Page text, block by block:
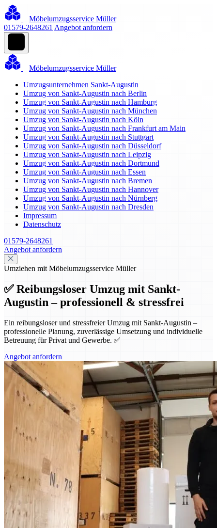
Möbelumzugsservice Müller
01579-2648261 Angebot anfordern
Möbelumzugsservice Müller
Umzugsunternehmen Sankt-Augustin
Umzug von Sankt-Augustin nach Berlin
Umzug von Sankt-Augustin nach Hamburg
Umzug von Sankt-Augustin nach München
Umzug von Sankt-Augustin nach Köln
Umzug von Sankt-Augustin nach Frankfurt am Main
Umzug von Sankt-Augustin nach Stuttgart
Umzug von Sankt-Augustin nach Düsseldorf
Umzug von Sankt-Augustin nach Leipzig
Umzug von Sankt-Augustin nach Dortmund
Umzug von Sankt-Augustin nach Essen
Umzug von Sankt-Augustin nach Bremen
Umzug von Sankt-Augustin nach Hannover
Umzug von Sankt-Augustin nach Nürnberg
Umzug von Sankt-Augustin nach Dresden
Impressum
Datenschutz
01579-2648261
Angebot anfordern
Umziehen mit Möbelumzugsservice Müller
✅ Reibungsloser Umzug mit Sankt-
Augustin – professionell & stressfrei
Ein reibungsloser und stressfreier Umzug mit Sankt-Augustin –
professionelle Planung, zuverlässige Umsetzung und individuelle
Betreuung für Privat und Gewerbe. ✅
Angebot anfordern